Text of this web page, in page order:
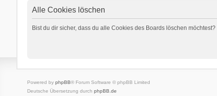
Alle Cookies löschen
Bist du dir sicher, dass du alle Cookies des Boards löschen möchtest?
Powered by phpBB® Forum Software © phpBB Limited
Deutsche Übersetzung durch phpBB.de